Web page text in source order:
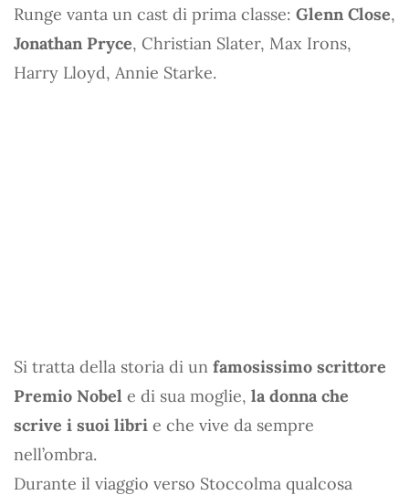
Runge vanta un cast di prima classe: Glenn Close,
Jonathan Pryce, Christian Slater, Max Irons,
Harry Lloyd, Annie Starke.
Si tratta della storia di un famosissimo scrittore
Premio Nobel e di sua moglie, la donna che
scrive i suoi libri e che vive da sempre
nell’ombra.
Durante il viaggio verso Stoccolma qualcosa